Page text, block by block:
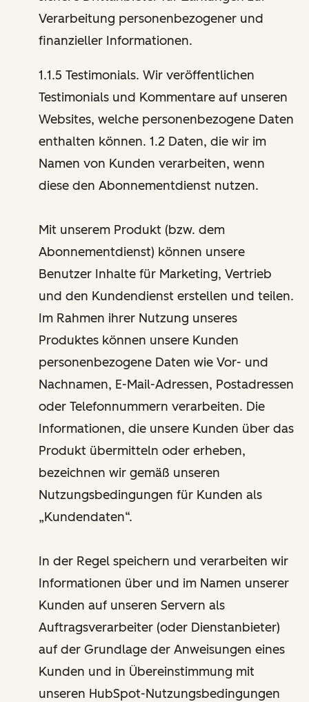
Verarbeitung personenbezogener und
finanzieller Informationen.
1.1.5 Testimonials. Wir veröffentlichen
Testimonials und Kommentare auf unseren
Websites, welche personenbezogene Daten
enthalten können. 1.2 Daten, die wir im
Namen von Kunden verarbeiten, wenn
diese den Abonnementdienst nutzen.
Mit unserem Produkt (bzw. dem
Abonnementdienst) können unsere
Benutzer Inhalte für Marketing, Vertrieb
und den Kundendienst erstellen und teilen.
Im Rahmen ihrer Nutzung unseres
Produktes können unsere Kunden
personenbezogene Daten wie Vor- und
Nachnamen, E-Mail-Adressen, Postadressen
oder Telefonnummern verarbeiten. Die
Informationen, die unsere Kunden über das
Produkt übermitteln oder erheben,
bezeichnen wir gemäß unseren
Nutzungsbedingungen für Kunden als
„Kundendaten“.
In der Regel speichern und verarbeiten wir
Informationen über und im Namen unserer
Kunden auf unseren Servern als
Auftragsverarbeiter (oder Dienstanbieter)
auf der Grundlage der Anweisungen eines
Kunden und in Übereinstimmung mit
unseren HubSpot-Nutzungsbedingungen